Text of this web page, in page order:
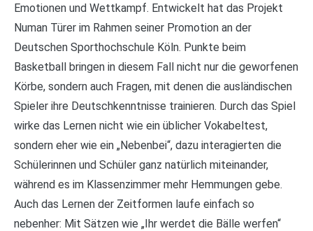
Emotionen und Wettkampf. Entwickelt hat das Projekt
Numan Türer im Rahmen seiner Promotion an der
Deutschen Sporthochschule Köln. Punkte beim
Basketball bringen in diesem Fall nicht nur die geworfenen
Körbe, sondern auch Fragen, mit denen die ausländischen
Spieler ihre Deutschkenntnisse trainieren. Durch das Spiel
wirke das Lernen nicht wie ein üblicher Vokabeltest,
sondern eher wie ein „Nebenbei“, dazu interagierten die
Schülerinnen und Schüler ganz natürlich miteinander,
während es im Klassenzimmer mehr Hemmungen gebe.
Auch das Lernen der Zeitformen laufe einfach so
nebenher: Mit Sätzen wie „Ihr werdet die Bälle werfen“